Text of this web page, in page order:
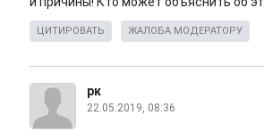
ЦИТИРОВАТЬ ЖАЛОБА МОДЕРАТОРУ
рк
22.05.2019, 08:36